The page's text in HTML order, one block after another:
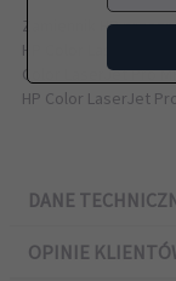
Zamiennik HP
HP Color LaserJet
Color LaserJet Pro
HP Color LaserJet
DANE
OPINIE